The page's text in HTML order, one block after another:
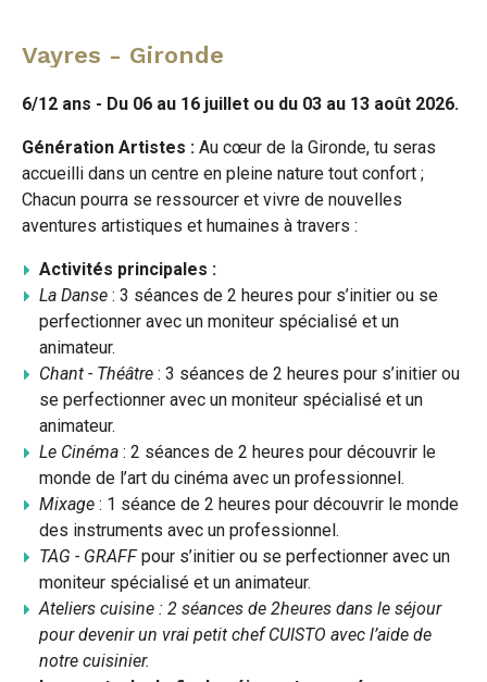
Vayres - Gironde
6/12 ans - Du 06 au 16 juillet ou du 03 au 13 août 2026.
Génération Artistes : Au cœur de la Gironde, tu seras
accueilli dans un centre en pleine nature tout confort ;
Chacun pourra se ressourcer et vivre de nouvelles
aventures artistiques et humaines à travers :
Activités principales :
La Danse : 3 séances de 2 heures pour s’initier ou se
perfectionner avec un moniteur spécialisé et un
animateur.
Chant - Théâtre : 3 séances de 2 heures pour s’initier ou
se perfectionner avec un moniteur spécialisé et un
animateur.
Le Cinéma : 2 séances de 2 heures pour découvrir le
monde de l’art du cinéma avec un professionnel.
Mixage : 1 séance de 2 heures pour découvrir le monde
des instruments avec un professionnel.
TAG - GRAFFpour s’initier ou se perfectionner avec un
moniteur spécialisé et un animateur.
Ateliers cuisine : 2 séances de 2heures dans le séjour
pour devenir un vrai petit chef CUISTO avec l’aide de
notre cuisinier.